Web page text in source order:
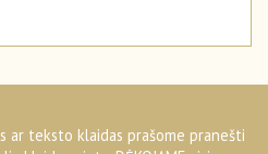
ar teksto klaidas prašome pranešti